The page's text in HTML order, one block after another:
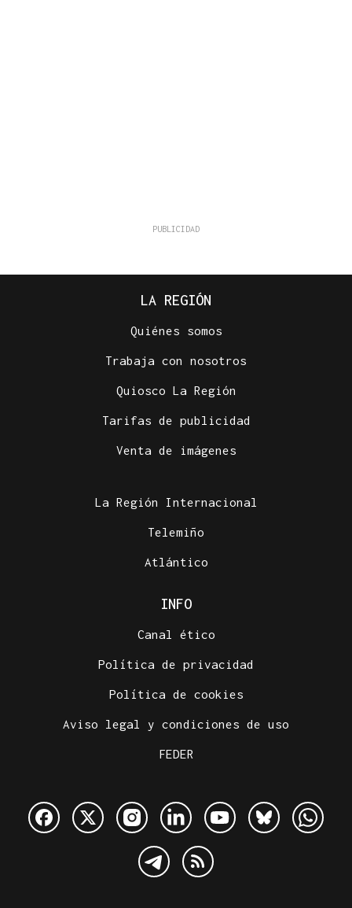
LA REGIÓN
Quiénes somos
Trabaja con nosotros
Quiosco La Región
Tarifas de publicidad
Venta de imágenes
La Región Internacional
Telemiño
Atlántico
INFO
Canal ético
Política de privacidad
Política de cookies
Aviso legal y condiciones de uso
FEDER